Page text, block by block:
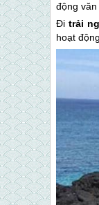
động
Đitrải
hoạt